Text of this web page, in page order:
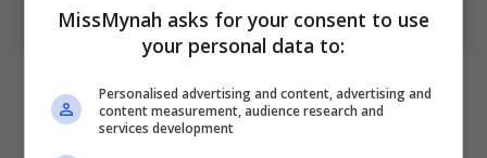
A post shared by Aiman Hakim Ridza (@aimanhakimridza)
Zahirah Macwilson itu turut berkongsi keterujaan
apabila berpeluang menaiki dan mengendali sendiri
MissMynah asks for your consent to use
your personal data to:
Personalised advertising and content, advertising and
content measurement, audience research and
services development